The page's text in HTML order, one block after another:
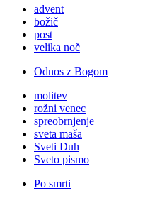
advent
božič
post
velika noč
Odnos z Bogom
molitev
rožni venec
spreobrnjenje
sveta maša
Sveti Duh
Sveto pismo
Po smrti